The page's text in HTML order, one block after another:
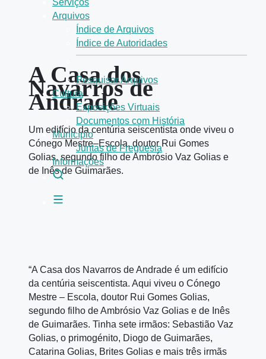
Serviços
Arquivos
Índice de Arquivos
Índice de Autoridades
Pesquisar Arquivos
Cultura
Exposições Virtuais
Documentos com História
Município
Juntas de Freguesia
Informações
A Casa dos
Navarros de
Andrade
Um edifício da centúria seiscentista onde viveu o
Cónego Mestre–Escola, doutor Rui Gomes
Golias, segundo filho de Ambrósio Vaz Golias e
de Inês de Guimarães.
“A Casa dos Navarros de Andrade é um edifício
da centúria seiscentista. Aqui viveu o Cónego
Mestre – Escola, doutor Rui Gomes Golias,
segundo filho de Ambrósio Vaz Golias e de Inês
de Guimarães. Tinha sete irmãos: Sebastião Vaz
Golias, o primogénito, Diogo de Guimarães,
Catarina Golias, Brites Golias e mais três irmãs